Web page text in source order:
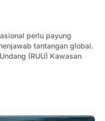
perlu payung
tantangan global.
(RUU) Kawasan